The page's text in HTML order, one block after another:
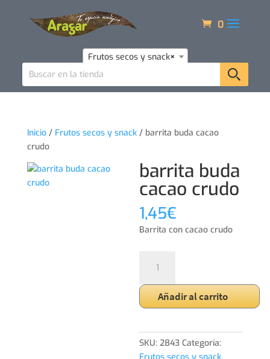
0
×
Frutos secos y snack
Inicio/ Frutos secos y snack/ barrita buda cacao
crudo
barrita buda
cacao crudo
1,45€
Barrita con cacao crudo
buda
cacao
crudoAñadir al carrito
SKU:2843 Categoría: